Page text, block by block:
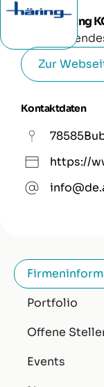
Anton Häring
Zur
Kontaktdaten
78585
https://
Portfolio
Offene
Events